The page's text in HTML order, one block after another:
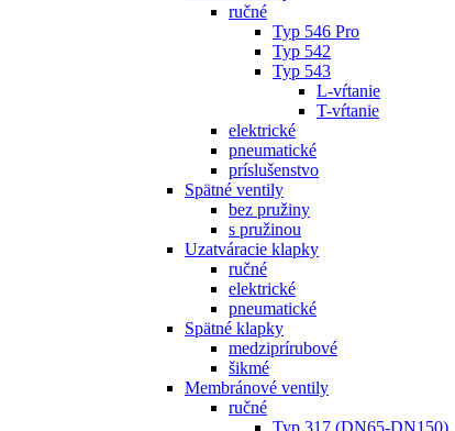
ručné
Typ 546 Pro
Typ 542
Typ 543
L-vŕtanie
T-vŕtanie
elektrické
pneumatické
príslušenstvo
Spätné ventily
bez pružiny
s pružinou
Uzatváracie klapky
ručné
elektrické
pneumatické
Spätné klapky
medziprírubové
šikmé
Membránové ventily
ručné
Typ 317 (DN65-DN150)